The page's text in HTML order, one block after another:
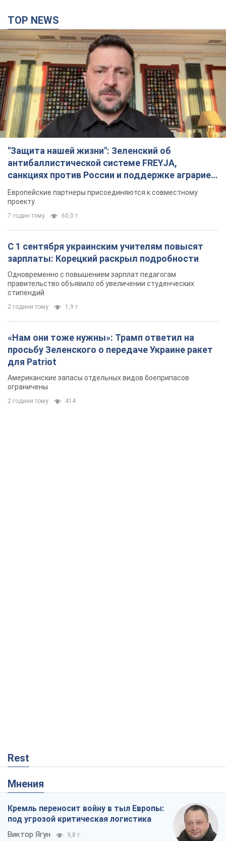
TOP NEWS
"Защита нашей жизни": Зеленский об
антибаллистической системе FREYJA,
санкциях против России и поддержке аграриев.
Видео
Европейские партнеры присоединяются к совместному
проекту
7 годин тому 60,0 т.
С 1 сентября украинским учителям повысят
зарплаты: Корецкий раскрыл подробности
Одновременно с повышением зарплат педагогам
правительство объявило об увеличении студенческих
стипендий
2 години тому 1,9 т.
«Нам они тоже нужны»: Трамп ответил на
просьбу Зеленского о передаче Украине ракет
для Patriot
Американские запасы отдельных видов боеприпасов
ограничены
2 години тому 414
Rest
Мнения
Кремль переносит войну в тыл Европы:
под угрозой критическая логистика
Виктор Ягун 9,8 т.